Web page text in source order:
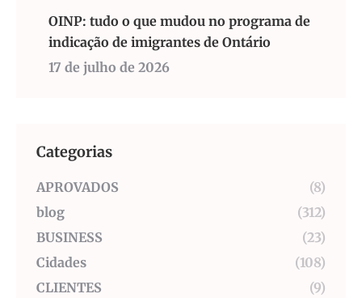
OINP: tudo o que mudou no programa de
indicação de imigrantes de Ontário
17 de julho de 2026
Categorias
APROVADOS
(8)
blog
(312)
BUSINESS
(23)
Cidades
(108)
CLIENTES
(9)